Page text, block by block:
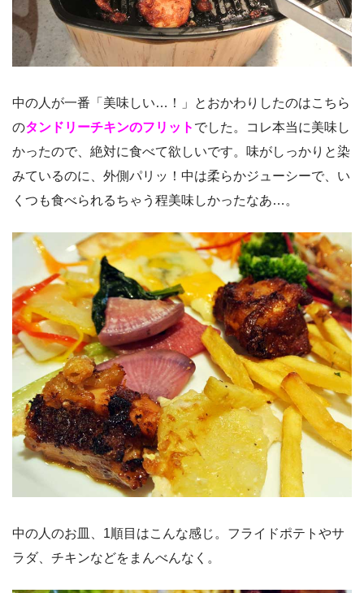
中の人が一番「美味しい…！」とおかわりしたのはこちら
のタンドリーチキンのフリット でした。コレ本当に美味し
かったので、絶対に食べて欲しいです。味がしっかりと染
みているのに、外側パリッ！中は柔らかジューシーで、い
くつも食べられるちゃう程美味しかったなあ…。
中の人のお皿、1順目はこんな感じ。フライドポテトやサ
ラダ、チキンなどをまんべんなく。